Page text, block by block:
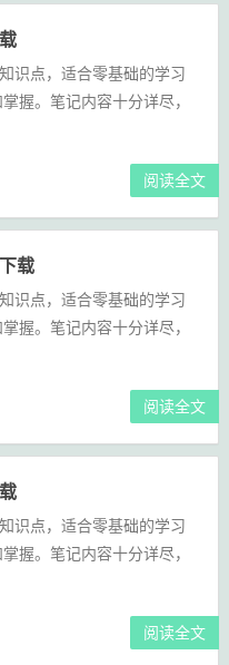
识点，适合零基础的学习
握。笔记内容十分详尽，
阅读全文
载
识点，适合零基础的学习
握。笔记内容十分详尽，
阅读全文
识点，适合零基础的学习
握。笔记内容十分详尽，
阅读全文